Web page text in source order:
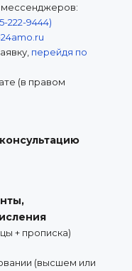
222-9444)
перейдя по
(в правом
+ прописка)
(высшем или